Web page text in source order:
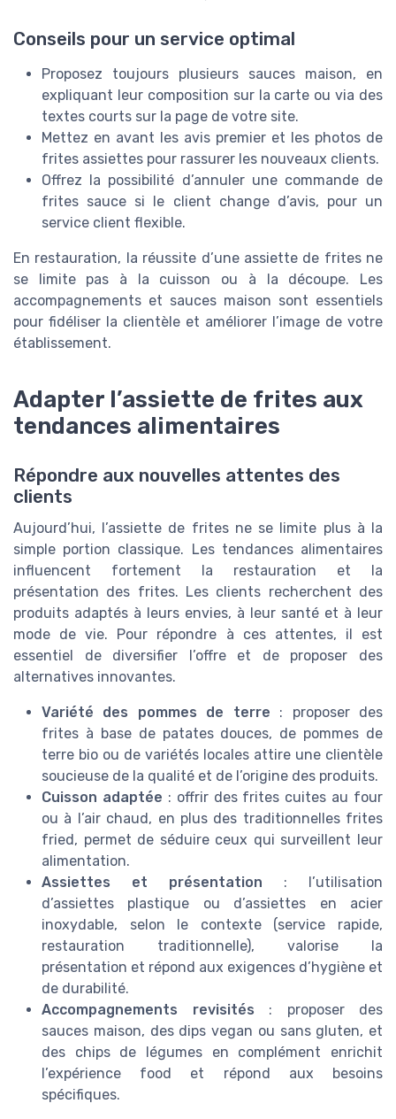
Conseils pour un service optimal
Proposez toujours plusieurs sauces maison, en
expliquant leur composition sur la carte ou via des
textes courts sur la page de votre site.
Mettez en avant les avis premier et les photos de
frites assiettes pour rassurer les nouveaux clients.
Offrez la possibilité d’annuler une commande de
frites sauce si le client change d’avis, pour un
service client flexible.
En restauration, la réussite d’une assiette de frites ne
se limite pas à la cuisson ou à la découpe. Les
accompagnements et sauces maison sont essentiels
pour fidéliser la clientèle et améliorer l’image de votre
établissement.
Adapter l’assiette de frites aux
tendances alimentaires
Répondre aux nouvelles attentes des
clients
Aujourd’hui, l’assiette de frites ne se limite plus à la
simple portion classique. Les tendances alimentaires
influencent fortement la restauration et la
présentation des frites. Les clients recherchent des
produits adaptés à leurs envies, à leur santé et à leur
mode de vie. Pour répondre à ces attentes, il est
essentiel de diversifier l’offre et de proposer des
alternatives innovantes.
Variété des pommes de terre : proposer des
frites à base de patates douces, de pommes de
terre bio ou de variétés locales attire une clientèle
soucieuse de la qualité et de l’origine des produits.
Cuisson adaptée : offrir des frites cuites au four
ou à l’air chaud, en plus des traditionnelles frites
fried, permet de séduire ceux qui surveillent leur
alimentation.
Assiettes et présentation : l’utilisation
d’assiettes plastique ou d’assiettes en acier
inoxydable, selon le contexte (service rapide,
restauration traditionnelle), valorise la
présentation et répond aux exigences d’hygiène et
de durabilité.
Accompagnements revisités : proposer des
sauces maison, des dips vegan ou sans gluten, et
des chips de légumes en complément enrichit
l’expérience food et répond aux besoins
spécifiques.